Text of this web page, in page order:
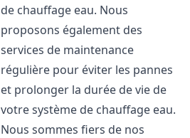
de chauffage eau. Nous
proposons également des
services de maintenance
régulière pour éviter les pannes
et prolonger la durée de vie de
votre système de chauffage eau.
Nous sommes fiers de nos